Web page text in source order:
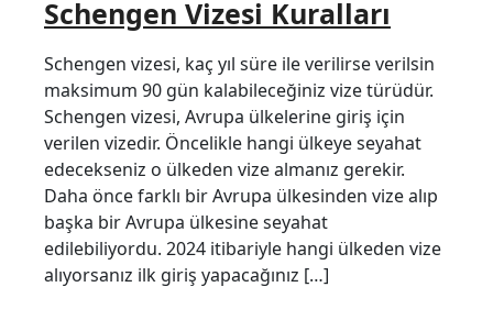
Schengen Vizesi Kuralları
Schengen vizesi, kaç yıl süre ile verilirse verilsin
maksimum 90 gün kalabileceğiniz vize türüdür.
Schengen vizesi, Avrupa ülkelerine giriş için
verilen vizedir. Öncelikle hangi ülkeye seyahat
edecekseniz o ülkeden vize almanız gerekir.
Daha önce farklı bir Avrupa ülkesinden vize alıp
başka bir Avrupa ülkesine seyahat
edilebiliyordu. 2024 itibariyle hangi ülkeden vize
alıyorsanız ilk giriş yapacağınız […]